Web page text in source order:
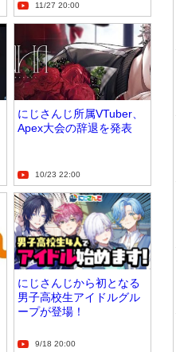
11/27 20:00
にじさんじ所属VTuber、
Apex大会の辞退を発表
10/23 22:00
にじさんじから初となる
男子高校生アイドルグル
ープが登場！
9/18 20:00